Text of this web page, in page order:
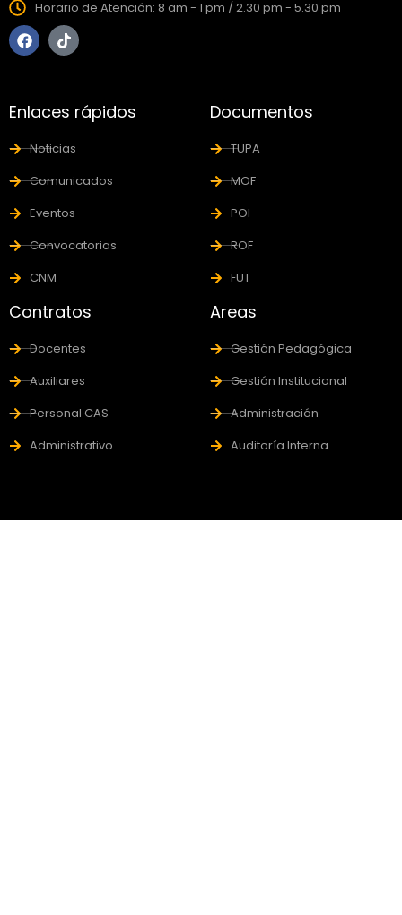
Horario de Atención: 8 am - 1 pm / 2.30 pm - 5.30 pm
Enlaces rápidos
Noticias
Comunicados
Eventos
Convocatorias
CNM
Documentos
TUPA
MOF
POI
ROF
FUT
Contratos
Docentes
Auxiliares
Personal CAS
Administrativo
Areas
Gestión Pedagógica
Gestión Institucional
Administración
Auditoría Interna